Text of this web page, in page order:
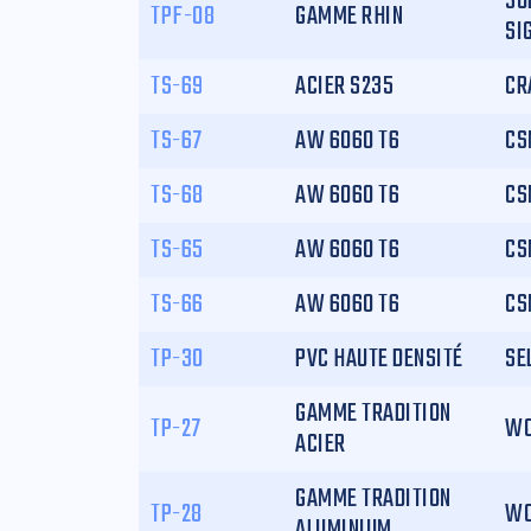
TPF-08 GAMME RHIN
TS-69
ACIER S235
TS-67
AW 6060 T6
TS-68
AW 6060 T6
TS-65
AW 6060 T6
TS-66
AW 6060 T6
TP-30
PVC HAUTE DENSITÉ
TP-27
GAMME TRADITION
ACIER
TP-28 GAMME TRADITION